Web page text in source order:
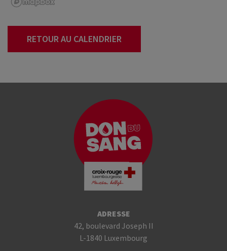
RETOUR AU CALENDRIER
ADRESSE
42, boulevard Joseph II
L-1840 Luxembourg